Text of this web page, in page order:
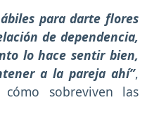
para darte flores
de dependencia,
lo hace sentir bien,
a la pareja ahí”,
sobreviven las